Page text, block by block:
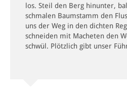
los. Steil den Berg hinunter,
schmalen Baumstamm den
uns der Weg in den dichten
schneiden mit Macheten den
schwül. Plötzlich gibt unser